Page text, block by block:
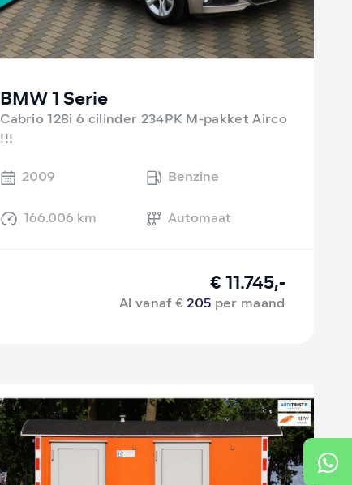
BMW 1 Serie
Cabrio 128i 6 cilinder 234PK M-pakket Airco
!!!
2009
Benzine
166.006 km Automaat
€ 11.745,-
Al vanaf €205 per maand